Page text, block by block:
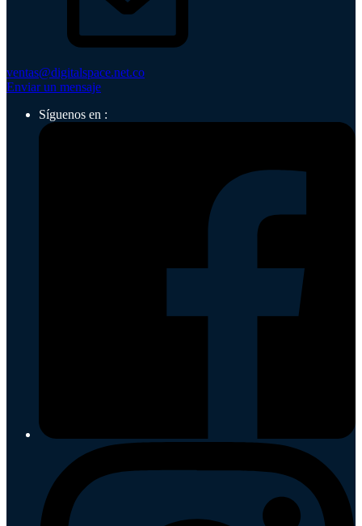
ventas@digitalspace.net.co
Enviar un mensaje
Síguenos en :